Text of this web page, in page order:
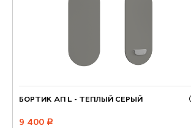
БОРТИК АП L - ТЕПЛЫЙ СЕРЫЙ
9 400 руб.